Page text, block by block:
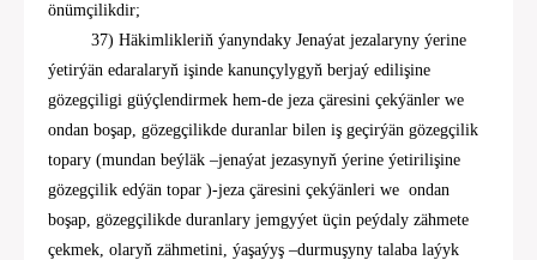
önümçilikdir;
37) Häkimlikleriň ýanyndaky Jenaýat jezalaryny ýerine
ýetirýän edaralaryň işinde kanunçylygyň berjaý edilişine
gözegçiligi güýçlendirmek hem-de jeza çäresini çekýänler we
ondan boşap, gözegçilikde duranlar bilen iş geçirýän gözegçilik
topary (mundan beýläk –jenaýat jezasynyň ýerine ýetirilişine
gözegçilik edýän topar )-jeza çäresini çekýänleri we ondan
boşap, gözegçilikde duranlary jemgyýet üçin peýdaly zähmete
çekmek, olaryň zähmetini, ýaşaýyş –durmuşyny talaba laýyk